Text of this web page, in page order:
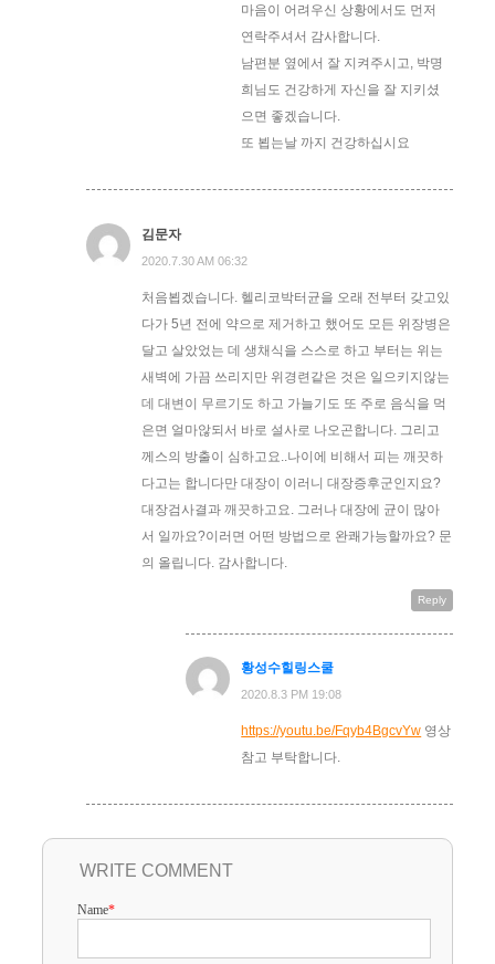
마음이 어려우신 상황에서도 먼저
연락주셔서 감사합니다.
남편분 옆에서 잘 지켜주시고, 박명
희님도 건강하게 자신을 잘 지키셨
으면 좋겠습니다.
또 뵙는날 까지 건강하십시요
김문자
2020.7.30 AM 06:32
처음뵙겠습니다. 헬리코박터균을 오래 전부터 갖고있
다가 5년 전에 약으로 제거하고 했어도 모든 위장병은
달고 살았었는 데 생채식을 스스로 하고 부터는 위는
새벽에 가끔 쓰리지만 위경련같은 것은 일으키지않는
데 대변이 무르기도 하고 가늘기도 또 주로 음식을 먹
은면 얼마않되서 바로 설사로 나오곤합니다. 그리고
께스의 방출이 심하고요..나이에 비해서 피는 깨끗하
다고는 합니다만 대장이 이러니 대장증후군인지요?
대장검사결과 깨끗하고요. 그러나 대장에 균이 많아
서 일까요?이러면 어떤 방법으로 완쾌가능할까요? 문
의 올립니다. 감사합니다.
Reply
황성수힐링스쿨
2020.8.3 PM 19:08
https://youtu.be/Fqyb4BgcvYw 영상
참고 부탁합니다.
WRITE COMMENT
Name*